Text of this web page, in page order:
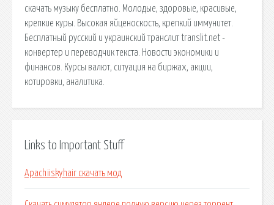
скачать музыку бесплатно. Молодые, здоровые, красивые,
крепкие куры. Высокая яйценоскость, крепкий иммунитет.
Бесплатный русский и украинский транслит translit.net -
конвертер и переводчик текста. Новости экономики и
финансов. Курсы валют, ситуация на биржах, акции,
котировки, аналитика.
Links to Important Stuff
Apachiiskyhair скачать мод